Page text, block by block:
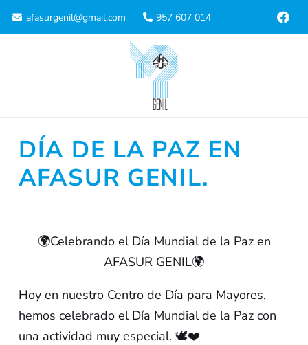
afasurgenil@gmail.com 957 607 014
DÍA DE LA PAZ EN
AFASUR GENIL.
🌍Celebrando el Día Mundial de la Paz en
AFASUR GENIL🌍
Hoy en nuestro Centro de Día para Mayores,
hemos celebrado el Día Mundial de la Paz con
una actividad muy especial. 🕊️❤️